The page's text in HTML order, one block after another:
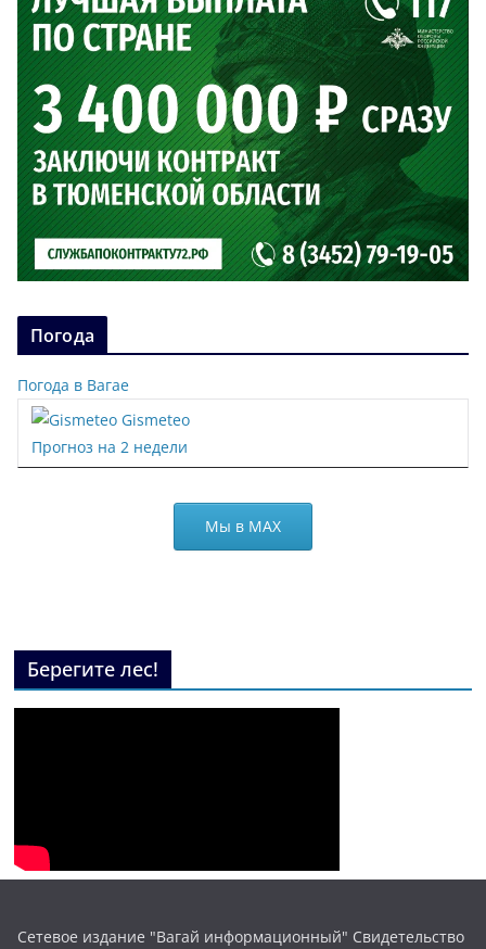
Погода
Погода в Вагае
Gismeteo
Прогноз на 2 недели
Мы в МАХ
Берегите лес!
Сетевое издание "Вагай информационный" Свидетельство